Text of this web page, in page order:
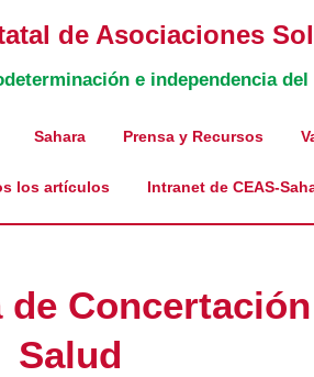
de Asociaciones
e independencia
Sahara Prensa y Recursos
los artículos Intranet de CEAS-
Salud